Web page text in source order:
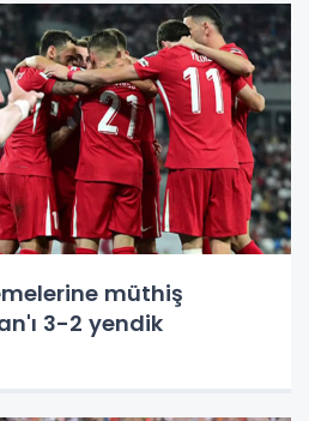
müthiş
3-2 yendik